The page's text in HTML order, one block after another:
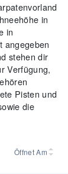
in
in
angegeben
stehen dir
Verfügung,
Pisten und
die
Öffnet Am